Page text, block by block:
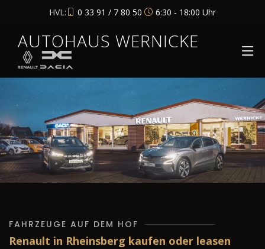
HVL: 0 33 91 / 7 80 50 6:30 - 18:00 Uhr
AUTOHAUS WERNICKE
FAHRZEUGE AUF DEM HOF
Renault in Rheinsberg kaufen oder leasen